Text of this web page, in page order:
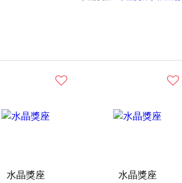
水晶獎座 水晶獎座